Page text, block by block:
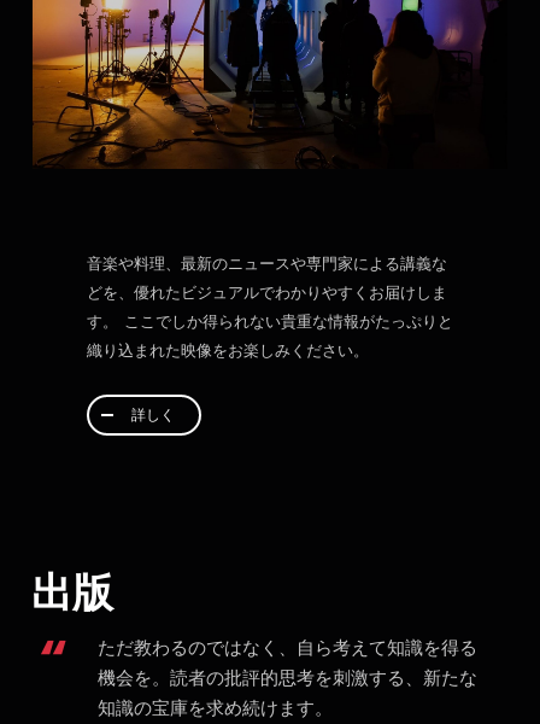
音楽や料理、最新のニュースや専門家による講義な
どを、優れたビジュアルでわかりやすくお届けしま
す。 ここでしか得られない貴重な情報がたっぷりと
織り込まれた映像をお楽しみください。
詳しく
出版
ただ教わるのではなく、自ら考えて知識を得る
機会を。読者の批評的思考を刺激する、新たな
知識の宝庫を求め続けます。